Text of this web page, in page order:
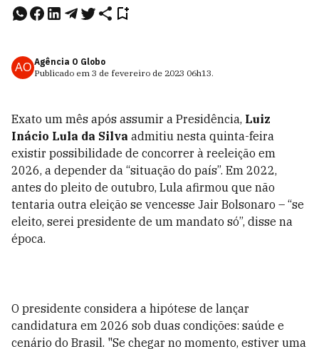
AO Agência O Globo
Publicado em 3 de fevereiro de 2023 06h13.
Exato um mês após assumir a Presidência, Luiz
Inácio Lula da Silva admitiu nesta quinta-feira
existir possibilidade de concorrer à reeleição em
2026, a depender da “situação do país”. Em 2022,
antes do pleito de outubro, Lula afirmou que não
tentaria outra eleição se vencesse Jair Bolsonaro – “se
eleito, serei presidente de um mandato só”, disse na
época.
O presidente considera a hipótese de lançar
candidatura em 2026 sob duas condições: saúde e
cenário do Brasil. "Se chegar no momento, estiver uma